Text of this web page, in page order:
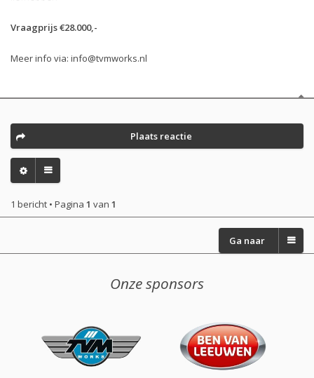
Vraagprijs €28.000,-
Meer info via: info@tvmworks.nl
Plaats reactie
1 bericht • Pagina 1 van 1
Ga naar
Onze sponsors